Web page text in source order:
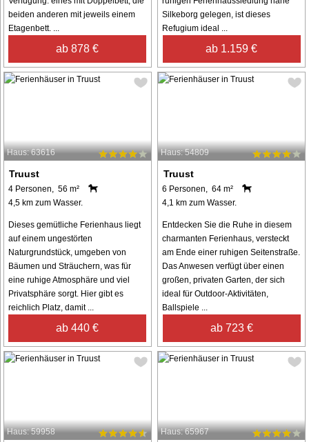
beiden anderen mit jeweils einem
Etagenbett. ...
ab 878 €
Silkeborg gelegen, ist dieses
Refugium ideal ...
ab 1.159 €
Haus: 63616
Truust
4 Personen, 56 m²
4,5 km zum Wasser.
Dieses gemütliche Ferienhaus liegt
auf einem ungestörten
Naturgrundstück, umgeben von
Bäumen und Sträuchern, was für
eine ruhige Atmosphäre und viel
Privatsphäre sorgt. Hier gibt es
reichlich Platz, damit ...
ab 440 €
Haus: 54809
Truust
6 Personen, 64 m²
4,1 km zum Wasser.
Entdecken Sie die Ruhe in diesem
charmanten Ferienhaus, versteckt
am Ende einer ruhigen Seitenstraße.
Das Anwesen verfügt über einen
großen, privaten Garten, der sich
ideal für Outdoor-Aktivitäten,
Ballspiele ...
ab 723 €
Haus: 59958 Haus: 65967